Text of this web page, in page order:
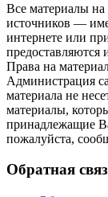
Все материалы
источников —
интернете или
предоставляются
Права на
Администрация
материала не
материалы,
принадлежащие
пожалуйста,
Обратная